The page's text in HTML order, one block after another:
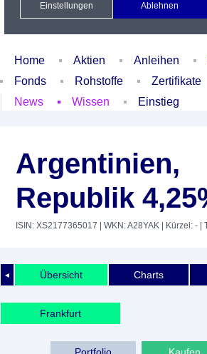
Xetra Realtime
Watchlist Portfolio
Home Aktien Anleihen
Fonds
Rohstoffe Zertifikate
News
Wissen Einstieg
Argentinien,
Republik
ISIN: XS2177365017 | WKN: A28YAK | Kürzel: - |
◄ Übersicht Charts
Frankfurt
Kaufen
Portfolio
Einstellungen Ablehnen